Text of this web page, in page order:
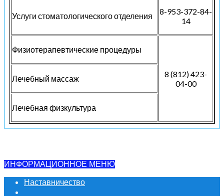
Услуги стоматологического отделения
8-953-372-84-
14
Физиотерапевтические процедуры
8 (812) 423-
04-00
Лечебный массаж
Лечебная физкультура
ИНФОРМАЦИОННОЕ МЕНЮ
Наставничество